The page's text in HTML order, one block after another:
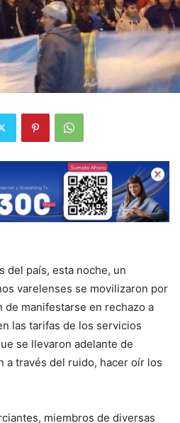
del país, esta noche, un
varelenses se movilizaron por
de manifestarse en rechazo a
las tarifas de los servicios
se llevaron adelante de
a través del ruido, hacer oír los
miembros de diversas